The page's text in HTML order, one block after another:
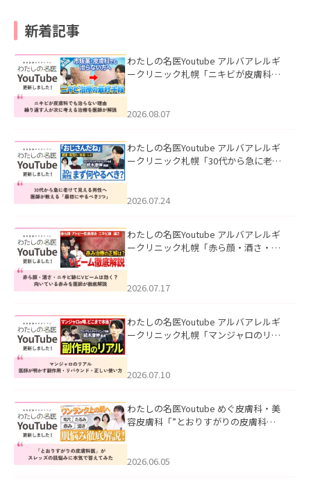
新着記事
わたしの名医Youtube アルバアレルギ
ークリニック札幌「ニキビが皮膚科で
ました。
2026.08.07
わたしの名医Youtube アルバアレルギ
ークリニック札幌「30代から急に老け
た。
2026.07.24
わたしの名医Youtube アルバアレルギ
ークリニック札幌「赤ら顔・酒さ・ニ
した。
2026.07.17
わたしの名医Youtube アルバアレルギ
ークリニック札幌「マンジャロのリア
た。
2026.07.10
わたしの名医Youtube めぐ皮膚科・美
容皮膚科「”とおりすがりの皮膚科
2026.06.05